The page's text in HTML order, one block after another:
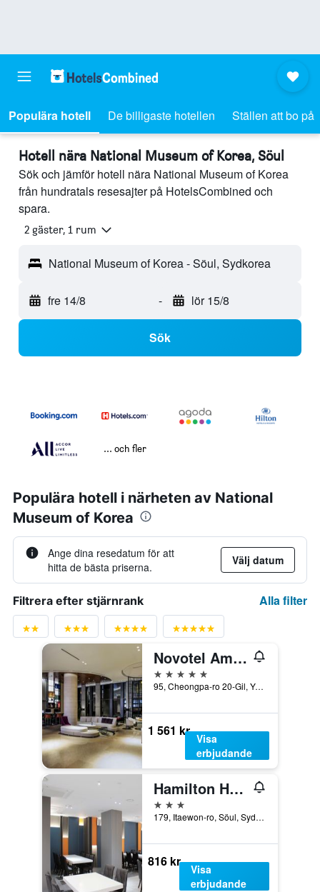
Populära hotell De billigaste hotellen Ställen att bo på
Hotell nära National Museum of Korea, Söul
Sök och jämför hotell nära National Museum of Korea
från hundratals resesajter på HotelsCombined och
spara.
2 gäster, 1 rum
National Museum of Korea - Söul, Sydkorea
fre 14/8 - lör 15/8
Sök
... och fler
Populära hotell i närheten av National
Museum of Korea
Ange dina resedatum för att
hitta de bästa priserna.
Välj datum
Filtrera efter stjärnrank Alla filter
Novotel Ambassador Seoul Yongsan - Seoul Dragon City
5 stjärnor
95, Cheongpa-ro 20-Gil, Yongsan-gu, Söul, Sydkorea
1 561 kr
Visa
erbjudande
Hamilton Hotel
3 stjärnor
179, Itaewon-ro, Söul, Sydkorea
816 kr
Visa
erbjudande